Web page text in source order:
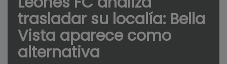
trasladar su localía: Bella
Vista aparece como
alternativa